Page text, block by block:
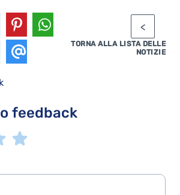
TORNA ALLA LISTA DELLE
NOTIZIE
feedback